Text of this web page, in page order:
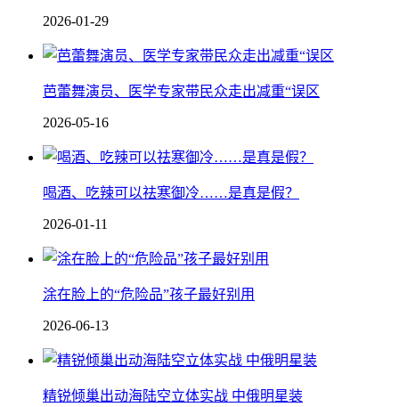
2026-01-29
芭蕾舞演员、医学专家带民众走出减重“误区
2026-05-16
喝酒、吃辣可以祛寒御冷……是真是假？
2026-01-11
涂在脸上的“危险品”孩子最好别用
2026-06-13
精锐倾巢出动海陆空立体实战 中俄明星装